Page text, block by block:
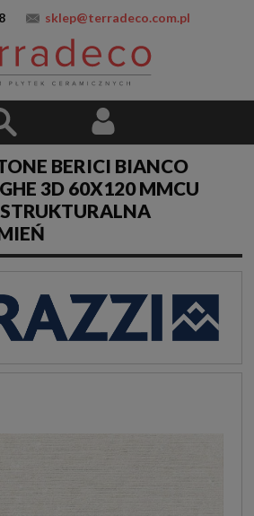
sklep@terradeco.com.pl
BERICI BIANCO
3D 60X120 MMCU